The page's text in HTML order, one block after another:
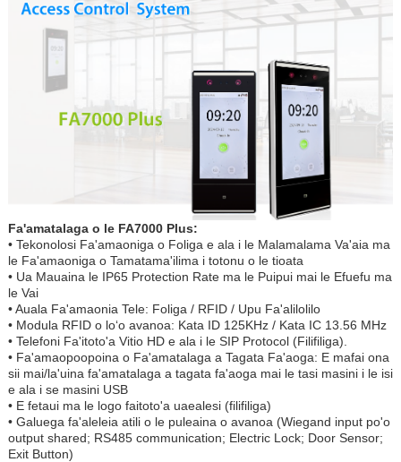
Fa'amatalaga o le FA7000 Plus:
• Tekonolosi Fa'amaoniga o Foliga e ala i le Malamalama Va'aia ma
le Fa'amaoniga o Tamatama'ilima i totonu o le tioata
• Ua Mauaina le IP65 Protection Rate ma le Puipui mai le Efuefu ma
le Vai
• Auala Fa'amaonia Tele: Foliga / RFID / Upu Fa'alilolilo
• Modula RFID o loʻo avanoa: Kata ID 125KHz / Kata IC 13.56 MHz
• Telefoni Fa'itoto'a Vitio HD e ala i le SIP Protocol (Filifiliga).
• Fa'amaopoopoina o Fa'amatalaga a Tagata Fa'aoga: E mafai ona
sii mai/la'uina fa'amatalaga a tagata fa'aoga mai le tasi masini i le isi
e ala i se masini USB
• E fetaui ma le logo faitoto'a uaealesi (filifiliga)
• Galuega fa'aleleia atili o le puleaina o avanoa (Wiegand input po'o
output shared; RS485 communication; Electric Lock; Door Sensor;
Exit Button)